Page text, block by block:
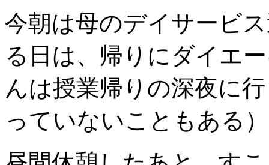
今朝は母のデイサービ
る日は、帰りにダイエ
んは授業帰りの深夜に
っていないこともある